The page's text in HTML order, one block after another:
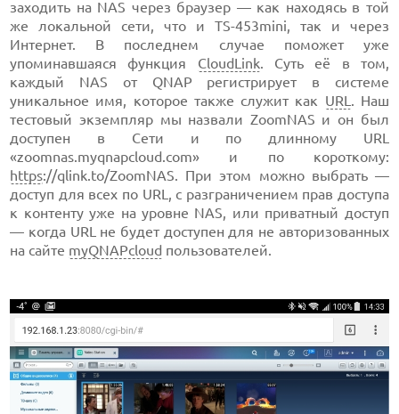
заходить на NAS через браузер — как находясь в той
же локальной сети, что и TS-453mini, так и через
Интернет. В последнем случае поможет уже
упоминавшаяся функция CloudLink. Суть её в том,
каждый NAS от QNAP регистрирует в системе
уникальное имя, которое также служит как URL . Наш
тестовый экземпляр мы назвали ZoomNAS и он был
доступен в Сети и по длинному URL
«zoomnas.myqnapcloud.com» и по короткому:
https://qlink.to/ZoomNAS. При этом можно выбрать —
доступ для всех по URL, с разграничением прав доступа
к контенту уже на уровне NAS, или приватный доступ
— когда URL не будет доступен для не авторизованных
на сайте myQNAPcloud пользователей.